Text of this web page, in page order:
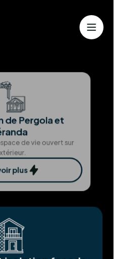
personnalisées
nous exploitons les
pour bâtir un avenir
la passion des solutions
envers nos clients,
l'excellence à
étape.
Panneaux
plus